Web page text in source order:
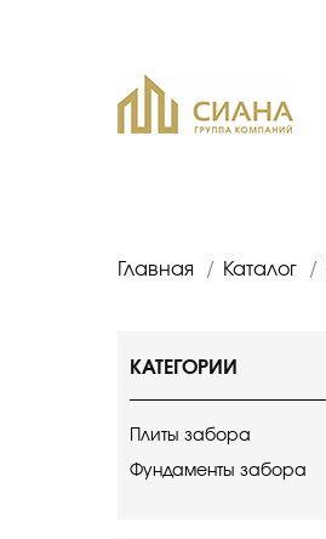
Главная / Каталог /
КАТЕГОРИИ
Плиты забора
Фундаменты забора